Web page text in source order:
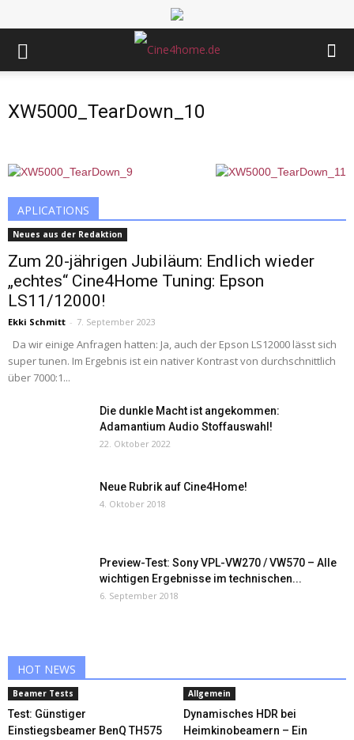
XW5000_TearDown_10
APLICATIONS
Neues aus der Redaktion
Zum 20-jährigen Jubiläum: Endlich wieder
„echtes“ Cine4Home Tuning: Epson
LS11/12000!
Ekki Schmitt - 7. September 2023
Da wir einige Anfragen hatten: Ja, auch der Epson LS12000 lässt sich
super tunen. Im Ergebnis ist ein nativer Kontrast von durchschnittlich
über 7000:1...
Die dunkle Macht ist angekommen:
Adamantium Audio Stoffauswahl!
22. Oktober 2022
Neue Rubrik auf Cine4Home!
4. Oktober 2018
Preview-Test: Sony VPL-VW270 / VW570 – Alle
wichtigen Ergebnisse im technischen...
6. September 2018
HOT NEWS
Beamer Tests
Test: Günstiger
Einstiegsbeamer BenQ TH575
Allgemein
Dynamisches HDR bei
Heimkinobeamern – Ein